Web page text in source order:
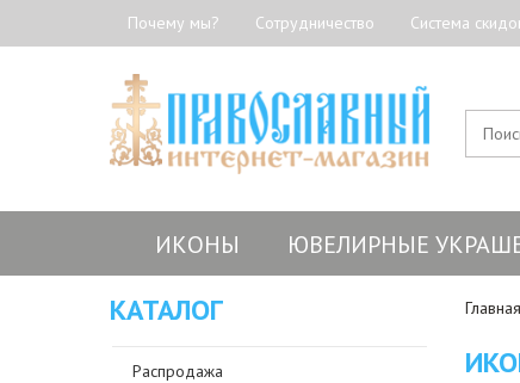
Почему мы? Сотрудничество Система
ИКОНЫ ЮВЕЛИРНЫЕ
КАТАЛОГ
Распродажа
Главная